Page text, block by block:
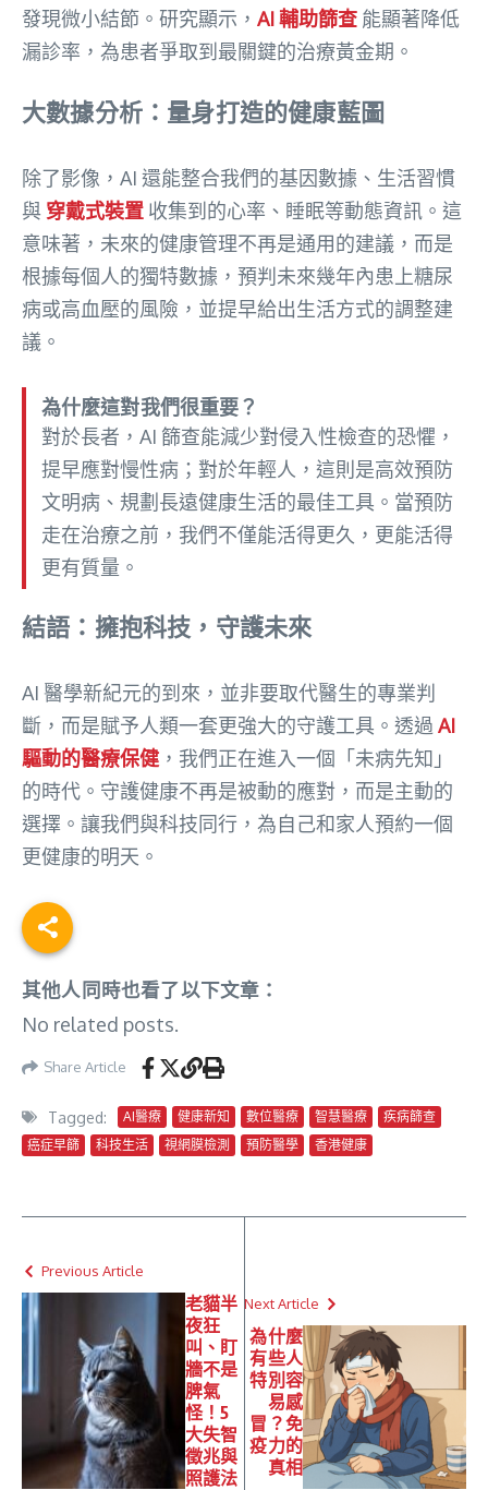
發現微小結節 。研究顯示， AI 輔助篩查 能顯著降低
漏診率，為患者爭取到最關鍵的治療黃金期 。
大數據分析：量身打造的健康藍圖
除了影像，AI 還能整合我們的基因數據、生活習慣
與 穿戴式裝置 收集到的心率、睡眠等動態資訊 。這
意味著，未來的健康管理不再是通用的建議，而是
根據每個人的獨特數據，預判未來幾年內患上糖尿
病或高血壓的風險，並提早給出生活方式的調整建
議 。
為什麼這對我們很重要？
對於長者，AI 篩查能減少對侵入性檢查的恐懼，
提早應對慢性病；對於年輕人，這則是高效預防
文明病、規劃長遠健康生活的最佳工具 。當預防
走在治療之前，我們不僅能活得更久，更能活得
更有質量 。
結語：擁抱科技，守護未來
AI 醫學新紀元的到來，並非要取代醫生的專業判
斷，而是賦予人類一套更強大的守護工具 。透過 AI
驅動的醫療保健 ，我們正在進入一個「未病先知」
的時代 。守護健康不再是被動的應對，而是主動的
選擇。讓我們與科技同行，為自己和家人預約一個
更健康的明天 。
其他人同時也看了以下文章：
No related posts.
Share Article
Tagged: AI醫療 健康新知 數位醫療 智慧醫療
疾病篩查
癌症早篩
科技生活 視網膜檢測 預防醫學 香港健康
Previous Article
老貓半
夜狂
叫、盯
牆不是
脾氣
怪！5
大失智
徵兆與
照護法
Next Article
為什麼
有些人
特別容
易感
冒？免
疫力的
真相